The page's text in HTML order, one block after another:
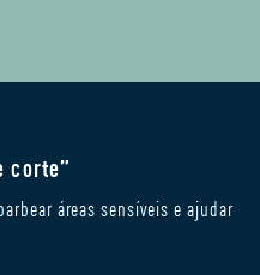
corte”
áreas sensíveis e ajudar